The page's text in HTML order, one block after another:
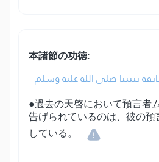
本諸節の功徳:
بنبينا صلى الله عليه وسلم
●過去の天啓において預言者
告げられているのは、彼の
している。